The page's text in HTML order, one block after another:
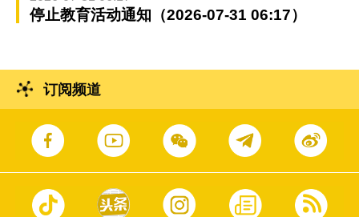
停止教育活动通知（2026-07-31 06:17）
订阅频道